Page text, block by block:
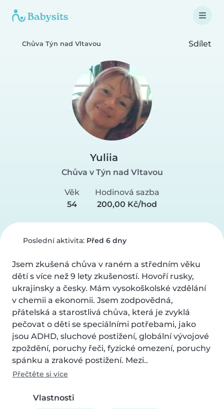
Chůva Týn nad Vltavou Sdílet
Yuliia
Chůva v Týn nad Vltavou
Věk
54
Hodinová sazba
200,00 Kč/hod
Poslední aktivita: Před 6 dny
Jsem zkušená chůva v raném a středním věku
dětí s více než 9 lety zkušeností. Hovoří rusky,
ukrajinsky a česky. Mám vysokoškolské vzdělání
v chemii a ekonomii. Jsem zodpovědná,
přátelská a starostlivá chůva, která je zvyklá
pečovat o děti se speciálními potřebami, jako
jsou ADHD, sluchové postižení, globální vývojové
zpoždění, poruchy řeči, fyzické omezení, poruchy
spánku a zrakové postižení. Mezi..
Přečtěte si více
Vlastnosti